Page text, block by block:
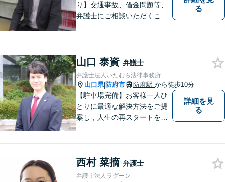
り】交通事故、借金問題等、
弁護士にご相談いただくこと
る弁護士が、客観的視点から
事案を検討し、最適の解決方
法を探ります。
る
山口 泰資 弁護士
弁護士法人いたむら法律事務所
山口県|防府市 防府駅 から徒歩10分
【駐車場完備】お客様一人ひ
とりに最適な解決方法をご提
案し，人生の再スタートをお
無料】お気軽にご相談くださ
い。
詳細を見
る
西村 菜摘 弁護士
弁護士法人ラグーン